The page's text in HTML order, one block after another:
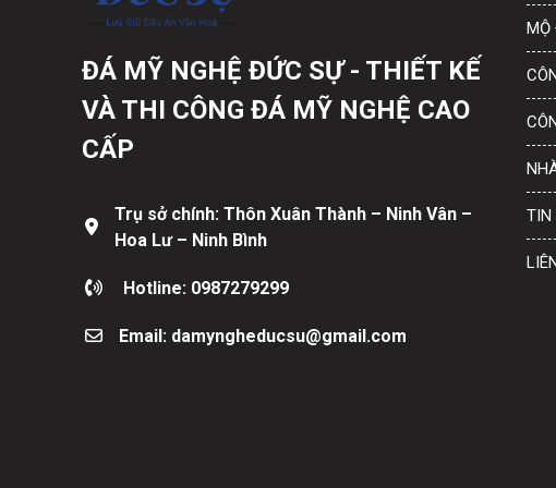
ĐÁ MỸ NGHỆ ĐỨC SỰ - THIẾT KẾ
VÀ THI CÔNG ĐÁ MỸ NGHỆ CAO
CẤP
Trụ sở chính: Thôn Xuân Thành – Ninh Vân –
Hoa Lư – Ninh Bình
Hotline: 0987279299
Email: damyngheducsu@gmail.com
MỘ
TIN